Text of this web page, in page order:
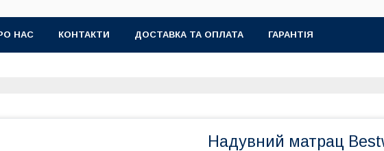
НАС КОНТАКТИ ДОСТАВКА ТА ОПЛАТА ГАРАНТІЯ
Надувний матрац